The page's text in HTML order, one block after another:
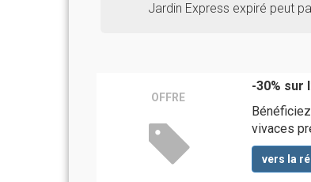
Jardin Express expiré peut
OFFRE
-30% sur
vivaces
vers la